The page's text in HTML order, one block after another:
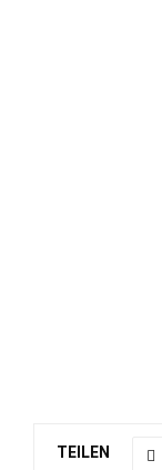
TEILEN